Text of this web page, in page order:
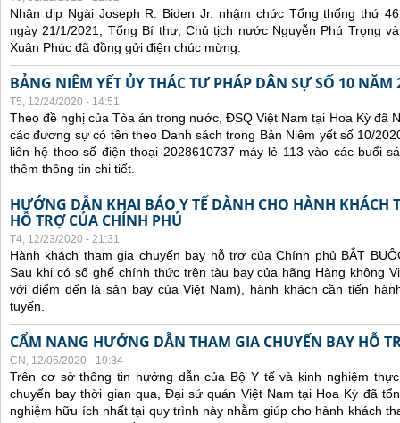
Nhân dịp Ngài Joseph R. Biden Jr. nhậm chức Tổng thống thứ
ngày 21/1/2021, Tổng Bí thư, Chủ tịch nước Nguyễn Phú Trọng
Xuân Phúc đã đồng gửi điện chúc mừng.
BẢNG NIÊM YẾT ỦY THÁC TƯ PHÁP DÂN SỰ SỐ 10 NĂM
T5, 12/24/2020 - 14:51
Theo đề nghị của Tòa án trong nước, ĐSQ Việt Nam tại Hoa Kỳ đã
các đương sự có tên theo Danh sách trong Bản Niêm yết số 10/
liên hệ theo số điện thoại 2028610737 máy lẻ 113 vào các buổi
thêm thông tin chi tiết.
HƯỚNG DẪN KHAI BÁO Y TẾ DÀNH CHO HÀNH KHÁCH
HỖ TRỢ CỦA CHÍNH PHỦ
T4, 12/23/2020 - 21:31
Hành khách tham gia chuyến bay hỗ trợ của Chính phủ BẮT
Sau khi có số ghế chính thức trên tàu bay của hãng Hàng không
với điểm đến là sân bay của Việt Nam), hành khách cần tiến
tuyến.
CẨM NANG HƯỚNG DẪN THAM GIA CHUYẾN BAY HỖ
CN, 12/06/2020 - 19:34
Trên cơ sở thông tin hướng dẫn của Bộ Y tế và kinh nghiệm
chuyến bay thời gian qua, Đại sứ quán Việt Nam tại Hoa Kỳ đã
nghiệm hữu ích nhất tại quy trình này nhằm giúp cho hành khách